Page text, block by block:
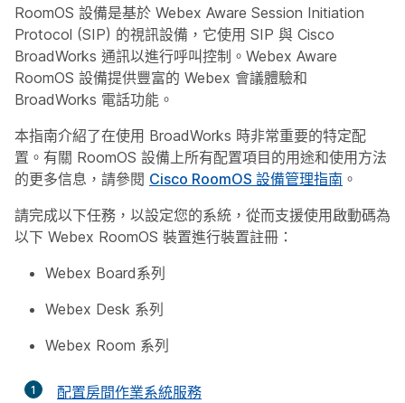
RoomOS 設備是基於 Webex Aware Session Initiation
Protocol (SIP) 的視訊設備，它使用 SIP 與 Cisco
BroadWorks 通訊以進行呼叫控制。Webex Aware
RoomOS 設備提供豐富的 Webex 會議體驗和
BroadWorks 電話功能。
本指南介紹了在使用 BroadWorks 時非常重要的特定配
置。有關 RoomOS 設備上所有配置項目的用途和使用方法
的更多信息，請參閱 Cisco RoomOS 設備管理指南 。
請完成以下任務，以設定您的系統，從而支援使用啟動碼為
以下 Webex RoomOS 裝置進行裝置註冊：
Webex Board系列
Webex Desk 系列
Webex Room 系列
1
配置房間作業系統服務